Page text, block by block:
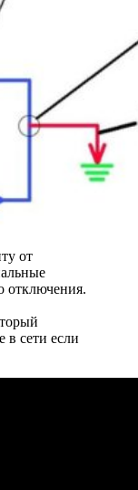
от
отключения.
в сети если